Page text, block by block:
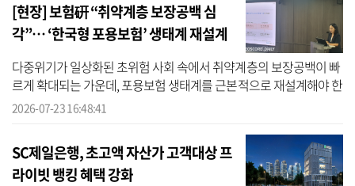
[현장] 보험硏 “취약계층 보장공백 심
각”… ‘한국형 포용보험’ 생태계 재설계
시급
다중위기가 일상화된 초위험 사회 속에서 취약계층의 보장공백이 빠
르게 확대되는 가운데, 포용보험 생태계를 근본적으로 재설계해야 한
다는 전문가 목소리가 나왔다. 이 자리에서는 포용보험이 지속 가능
2026-07-23 16:48:41
SC제일은행, 초고액 자산가 고객대상 프
라이빗 뱅킹 혜택 강화